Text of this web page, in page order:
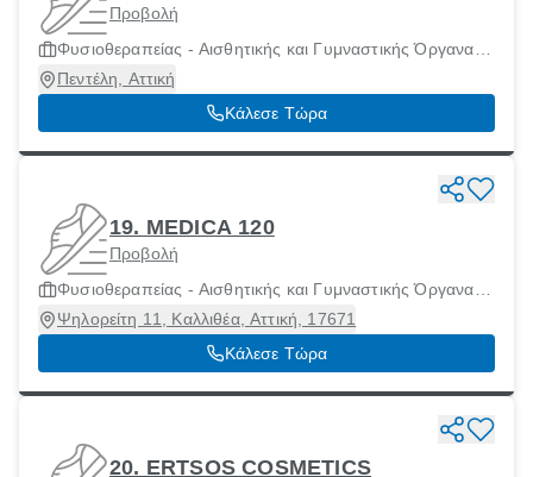
Προβολή
Φυσιοθεραπείας - Αισθητικής και Γυμναστικής Όργανα
και Μηχανήματα
Πεντέλη, Αττική
Κάλεσε Τώρα
19. MEDICA 120
Προβολή
Φυσιοθεραπείας - Αισθητικής και Γυμναστικής Όργανα
και Μηχανήματα
Ψηλορείτη 11, Καλλιθέα, Αττική, 17671
Κάλεσε Τώρα
20. ERTSOS COSMETICS